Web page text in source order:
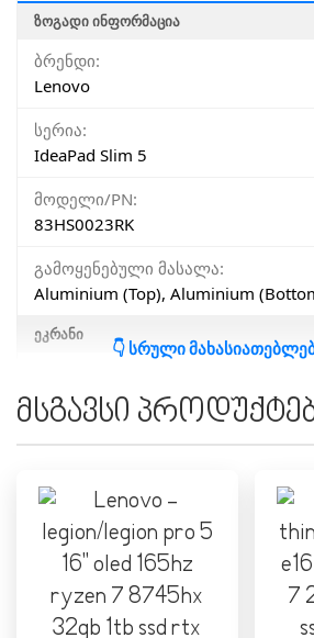
ᲖᲝᲒᲐᲓᲘ ᲘᲜᲤᲝᲠᲛᲐᲪᲘᲐ
ბრენდი:
Lenovo
სერია:
IdeaPad Slim 5
მოდელი/PN:
83HS0023RK
გამოყენებული მასალა:
Aluminium (Top), Aluminium
ᲔᲙᲠᲐᲜᲘ
500 nits
განახლების სიხშირე:
დიაგონალი:
16"
გარჩევადობა:
2880 x 1800
👇 სრული
მსგავსი